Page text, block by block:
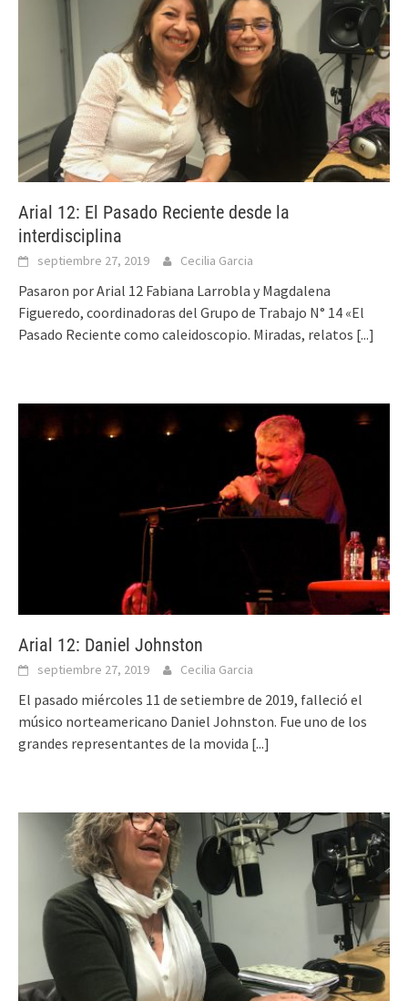
Arial 12: El Pasado Reciente desde la
interdisciplina
septiembre 27, 2019 Cecilia Garcia
Pasaron por Arial 12 Fabiana Larrobla y Magdalena
Figueredo, coordinadoras del Grupo de Trabajo N° 14 «El
Pasado Reciente como caleidoscopio. Miradas, relatos [...]
Arial 12: Daniel Johnston
septiembre 27, 2019 Cecilia Garcia
El pasado miércoles 11 de setiembre de 2019, falleció el
músico norteamericano Daniel Johnston. Fue uno de los
grandes representantes de la movida [...]